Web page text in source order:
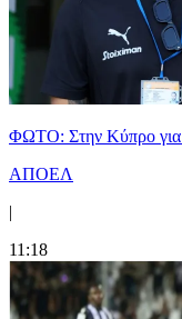
ΦΩΤΟ: Στην Κύπρο
ΑΠΟΕΛ
|
11:18